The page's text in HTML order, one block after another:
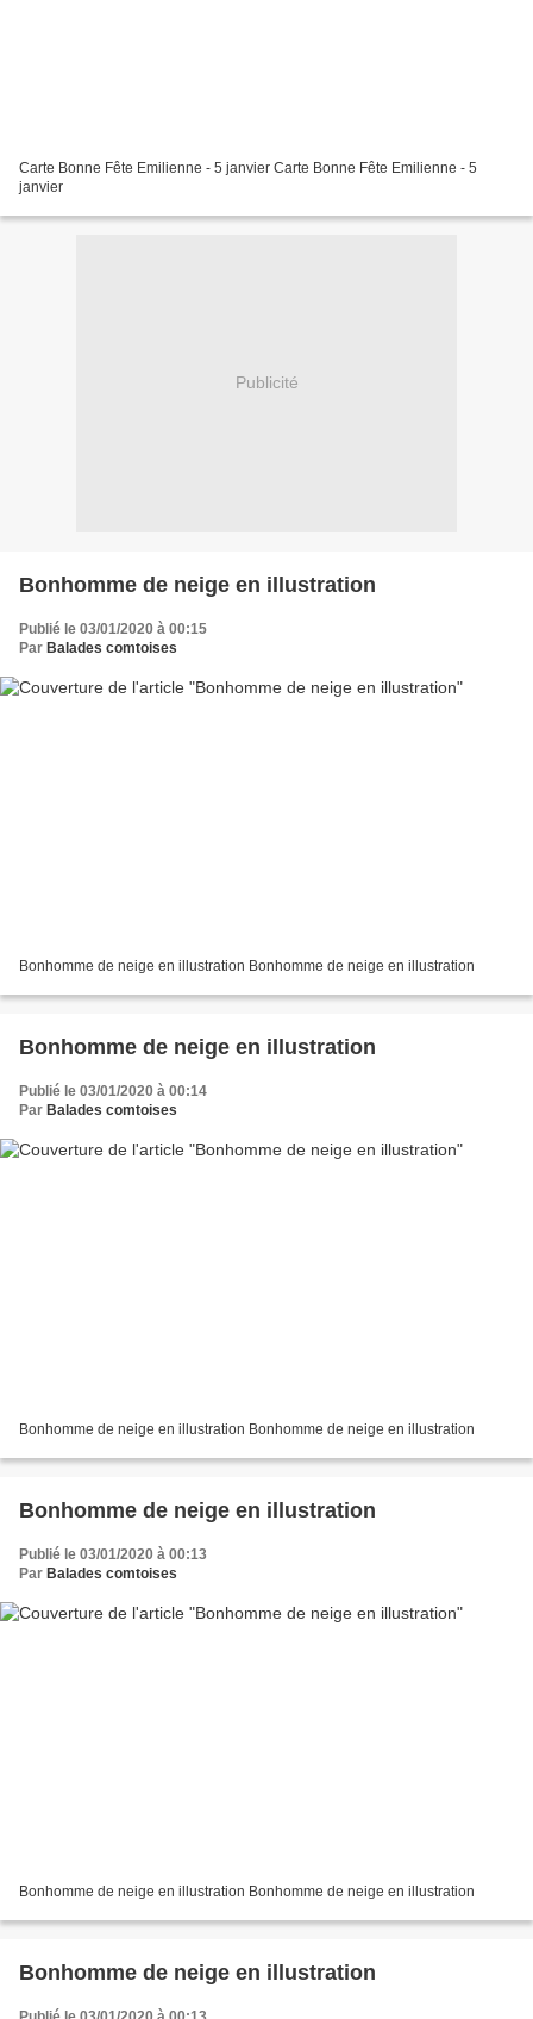
Carte Bonne Fête Emilienne - 5 janvier Carte Bonne Fête Emilienne - 5
janvier
Publicité
Bonhomme de neige en illustration
Publié le 03/01/2020 à 00:15
Par Balades comtoises
Bonhomme de neige en illustration Bonhomme de neige en illustration
Bonhomme de neige en illustration
Publié le 03/01/2020 à 00:14
Par Balades comtoises
Bonhomme de neige en illustration Bonhomme de neige en illustration
Bonhomme de neige en illustration
Publié le 03/01/2020 à 00:13
Par Balades comtoises
Bonhomme de neige en illustration Bonhomme de neige en illustration
Bonhomme de neige en illustration